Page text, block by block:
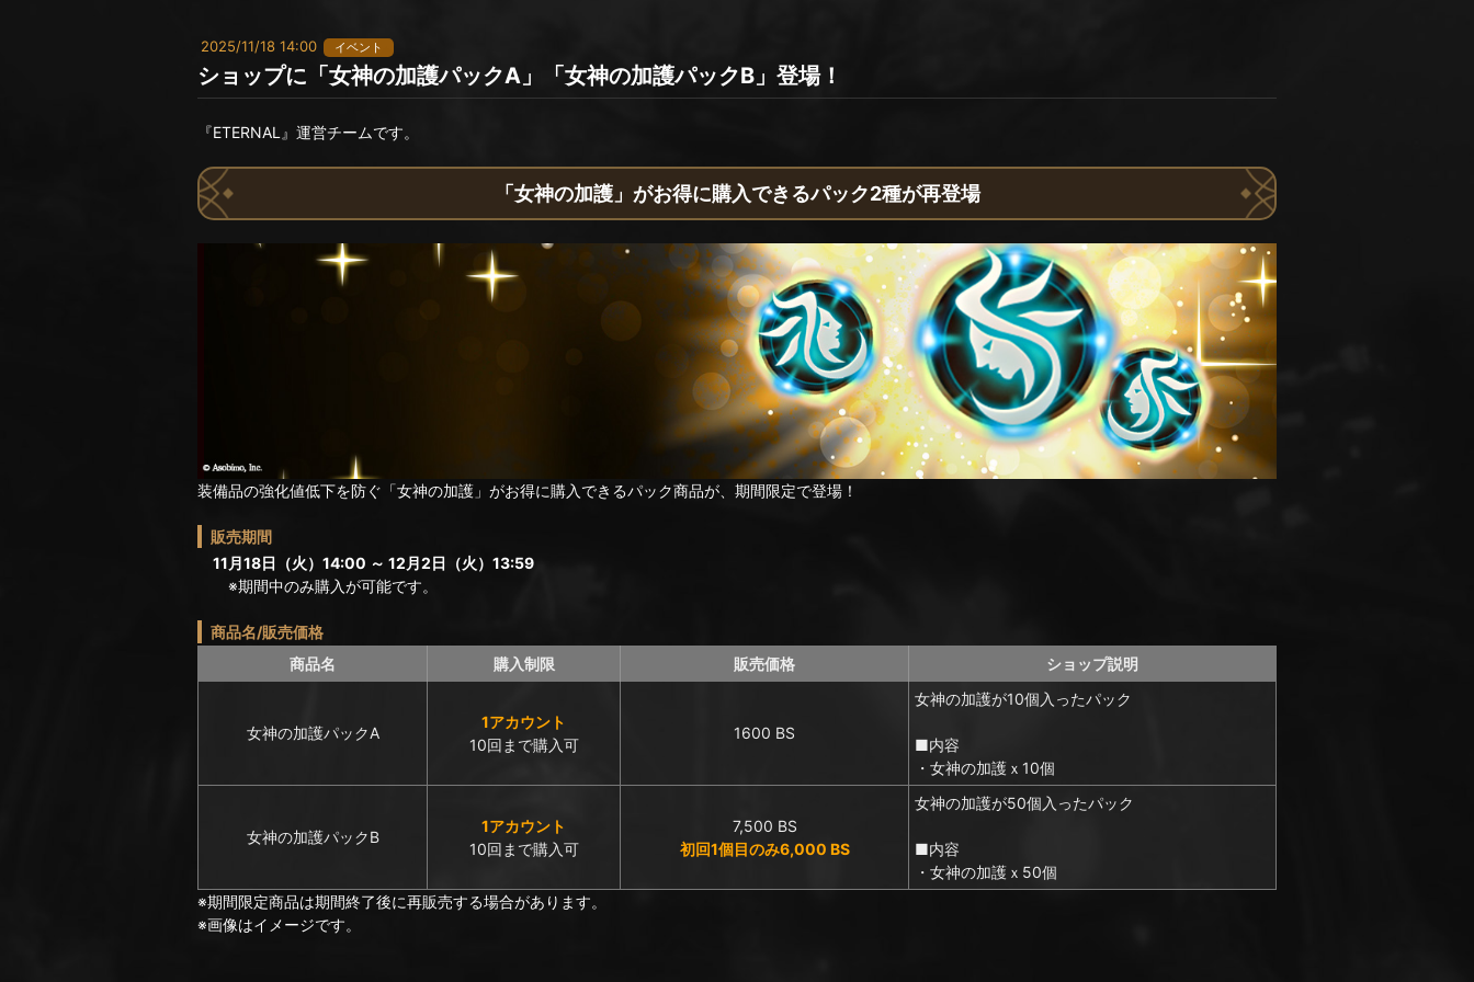
2025/11/18 14:00 イベント
ショップに「女神の加護パックA」「女神の加護パックB」登場！
『ETERNAL』運営チームです。
「女神の加護」がお得に購入できるパック2種が再登場
装備品の強化値低下を防ぐ「女神の加護」がお得に購入できるパック商品が、期間限定で登場！
販売期間
11月18日（火）14:00 ～ 12月2日（火）13:59
※期間中のみ購入が可能です。
商品名/販売価格
商品名
購入制限 販売価格 ショップ説明
女神の加護パックA
1アカウント
10回まで購入可
1600 BS
女神の加護が10個入ったパック
■内容
・女神の加護ｘ10個
女神の加護パックB
1アカウント
10回まで購入可
7,500 BS
初回1個目のみ6,000 BS
女神の加護が50個入ったパック
■内容
・女神の加護ｘ50個
※期間限定商品は期間終了後に再販売する場合があります。
※画像はイメージです。